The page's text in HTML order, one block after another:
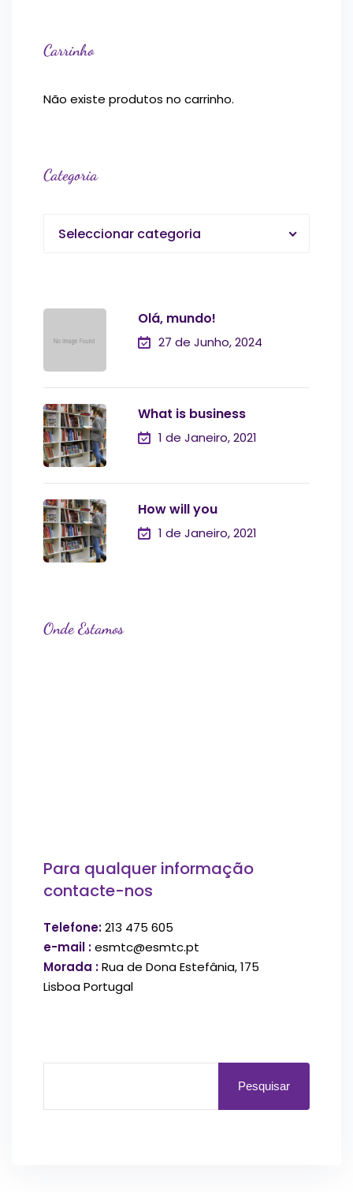
Carrinho
Não existe produtos no carrinho.
Categoria
Seleccionar categoria
Olá, mundo!
27 de Junho, 2024
What is business
1 de Janeiro, 2021
How will you
1 de Janeiro, 2021
Onde Estamos
Para qualquer informação
contacte-nos
Telefone:213 475 605
e-mail :esmtc@esmtc.pt
Morada :Rua de Dona Estefânia, 175
Lisboa Portugal
Pesquisar